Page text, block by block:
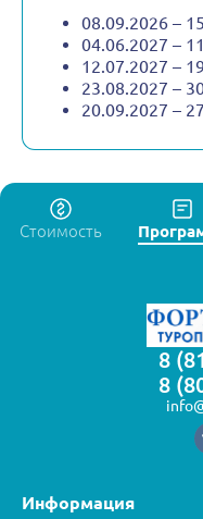
08.09.2026 –
04.06.2027 –
12.07.2027 –
23.08.2027 –
20.09.2027 –
Стоимость
8
8
Информация